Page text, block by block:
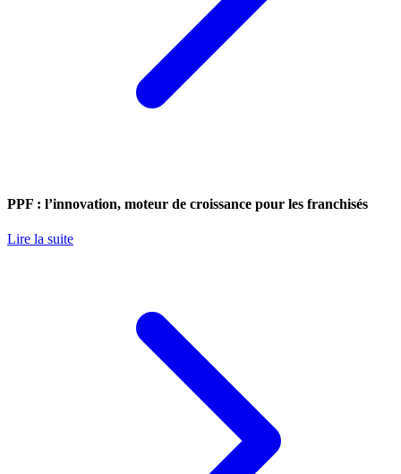
PPF : l’innovation, moteur de croissance pour les franchisés
Lire la suite